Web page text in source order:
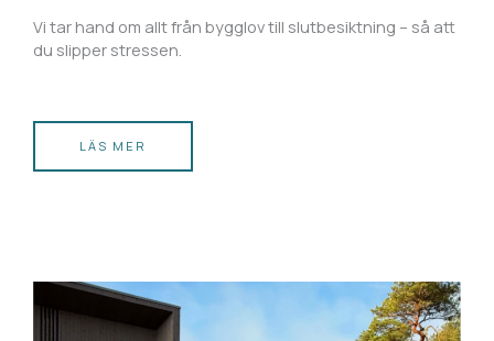
Vi tar hand om allt från bygglov till slutbesiktning – så att
du slipper stressen.
LÄS MER